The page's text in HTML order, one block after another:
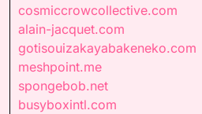
cosmiccrowcollective.com
alain-jacquet.com
gotisouizakayabakeneko.com
meshpoint.me
spongebob.net
busyboxintl.com